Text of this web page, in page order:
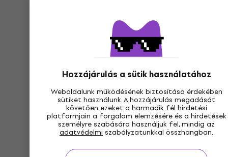
Hozzájárulás a sütik használatához
Weboldalunk működésének biztosítása érdekében
sütiket használunk. A hozzájárulás megadását
követően ezeket a harmadik fél hirdetési
platformjain a forgalom elemzésére és a hirdetések
személyre szabására használjuk fel, mindig az
adatvédelmi szabályzatunkkal összhangban.